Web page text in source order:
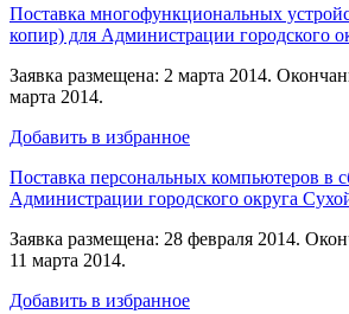
Поставка многофункциональных
копир) для Администрации городского
Заявка размещена: 2 марта 2014.
марта 2014.
Добавить в избранное
Поставка персональных компьютеров в
Администрации городского округа
Заявка размещена: 28 февраля 2014.
11 марта 2014.
Добавить в избранное